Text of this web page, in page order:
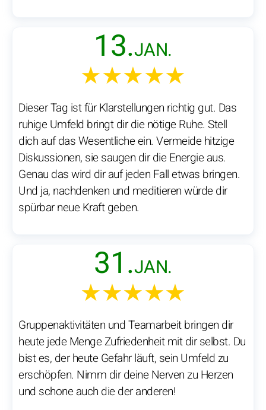
13.JAN.
★★★★★
Dieser Tag ist für Klarstellungen richtig gut. Das
ruhige Umfeld bringt dir die nötige Ruhe. Stell
dich auf das Wesentliche ein. Vermeide hitzige
Diskussionen, sie saugen dir die Energie aus.
Genau das wird dir auf jeden Fall etwas bringen.
Und ja, nachdenken und meditieren würde dir
spürbar neue Kraft geben.
31.JAN.
★★★★★
Gruppenaktivitäten und Teamarbeit bringen dir
heute jede Menge Zufriedenheit mit dir selbst. Du
bist es, der heute Gefahr läuft, sein Umfeld zu
erschöpfen. Nimm dir deine Nerven zu Herzen
und schone auch die der anderen!